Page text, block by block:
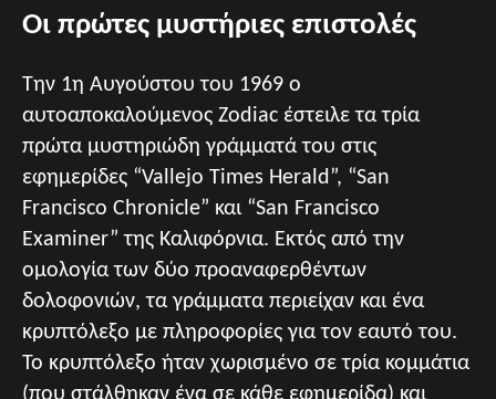
Οι πρώτες μυστήριες επιστολές
Την 1η Αυγούστου του 1969 ο
αυτοαποκαλούμενος Zodiac έστειλε τα τρία
πρώτα μυστηριώδη γράμματά του στις
εφημερίδες “Vallejo Times Herald”, “San
Francisco Chronicle” και “San Francisco
Examiner” της Καλιφόρνια. Εκτός από την
ομολογία των δύο προαναφερθέντων
δολοφονιών, τα γράμματα περιείχαν και ένα
κρυπτόλεξο με πληροφορίες για τον εαυτό του.
Το κρυπτόλεξο ήταν χωρισμένο σε τρία κομμάτια
(που στάλθηκαν ένα σε κάθε εφημερίδα) και